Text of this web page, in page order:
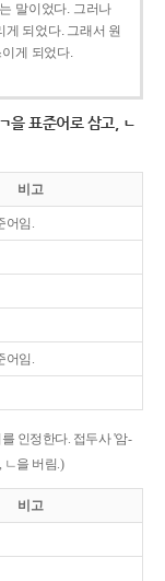
말이었다. 그러나
되었다. 그래서 원
이게 되었다.
을 표준어로 삼고, ㄴ
비고
어임.
어임.
인정한다. 접두사 '암-
ㄴ을 버림.)
비고